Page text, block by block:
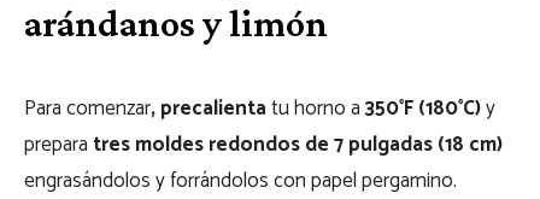
arándanos y limón
Para comenzar, precalientatu horno a350°F (180°C)y
prepara tres moldes redondos de 7 pulgadas (18 cm)
engrasándolos y forrándolos con papel pergamino.